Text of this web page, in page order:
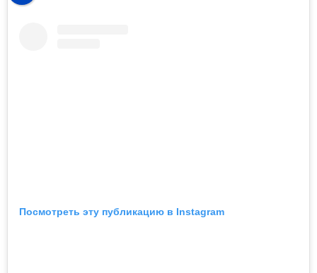
Посмотреть эту публикацию в Instagram